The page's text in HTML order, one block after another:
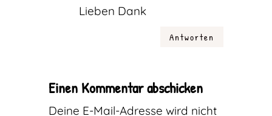
Lieben Dank
Antworten
Einen Kommentar abschicken
Deine E-Mail-Adresse wird nicht